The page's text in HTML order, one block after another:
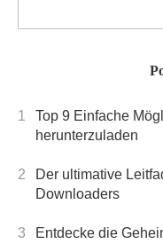
1
Top 9 Einfache
herunterzuladen
2
Der ultimative
Downloaders
3
Entdecke die